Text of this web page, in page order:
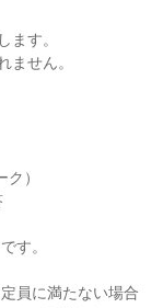
ます。
ません。
）
す。
員に満たない場合